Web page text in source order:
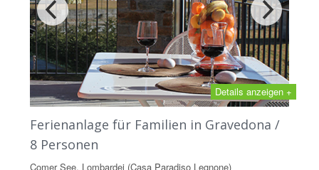
Details anzeigen +
Ferienanlage für Familien in Gravedona /
8 Personen
Comer See, Lombardei (Casa Paradiso Legnone)